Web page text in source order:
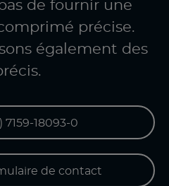
de fournir une
précise.
également des
7159-18093-0
de contact